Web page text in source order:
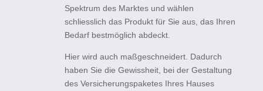
Spektrum des Marktes und wählen
schliesslich das Produkt für Sie aus, das Ihren
Bedarf bestmöglich abdeckt.
Hier wird auch maßgeschneidert. Dadurch
haben Sie die Gewissheit, bei der Gestaltung
des Versicherungspaketes Ihres Hauses